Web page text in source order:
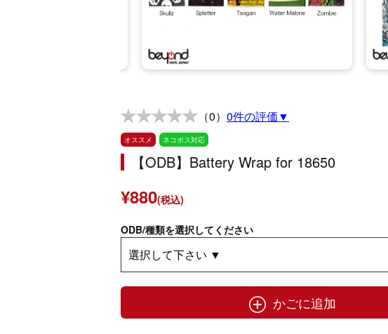
（0） 0件の評価▼
オススメ ネコポス対応
【ODB】Battery Wrap for 18650
¥880(税込)
ODB/種類を選択してください
かごに追加